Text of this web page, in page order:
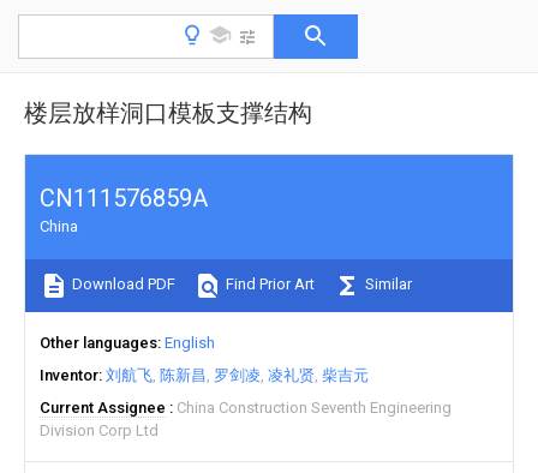
楼层放样洞口模板支撑结构
CN111576859A
China
Download PDF Find Prior Art Similar
Other languages English
Inventor 刘航飞 陈新昌 罗剑凌 凌礼贤 柴吉元
Current Assignee
China Construction Seventh Engineering
Division Corp Ltd